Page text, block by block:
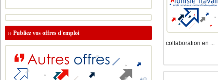
collaboration en ...
››Publiez vos offres d'emploi